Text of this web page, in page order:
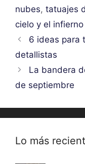
nubes, tatuajes
cielo y el infierno
6 ideas para
detallistas
La bandera
de septiembre
Lo más